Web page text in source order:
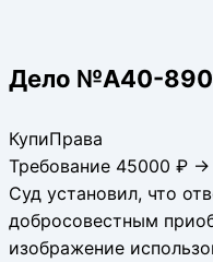
Дело №А40-
КупиПрава
Требование 45000 ₽ →
Суд установил, что
добросовестным
изображение